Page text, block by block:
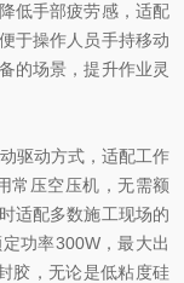
低手部疲劳感，适配
于操作人员手持移动
的场景，提升作业灵
驱动方式，适配工作
常压空压机，无需额
适配多数施工现场的
功率300W，最大出
胶，无论是低粘度硅